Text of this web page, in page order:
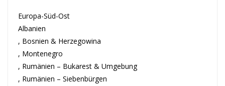
Europa-Süd-Ost
Albanien
, Bosnien & Herzegowina
, Montenegro
, Rumänien – Bukarest & Umgebung
, Rumänien – Siebenbürgen